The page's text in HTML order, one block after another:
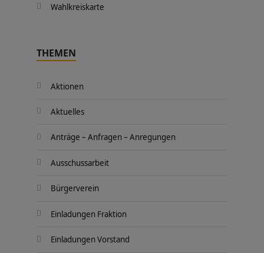
Wahlkreiskarte
THEMEN
Aktionen
Aktuelles
Anträge – Anfragen – Anregungen
Ausschussarbeit
Bürgerverein
Einladungen Fraktion
Einladungen Vorstand